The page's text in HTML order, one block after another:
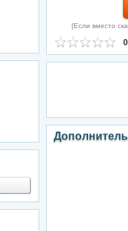
[Если вместо